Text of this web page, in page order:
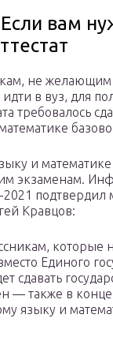
вам
не желающим
в вуз, для
требовалось
и математике
экзаменам.
подтвердил
Кравцов:
которые
Единого
сдавать
— также в
языку и